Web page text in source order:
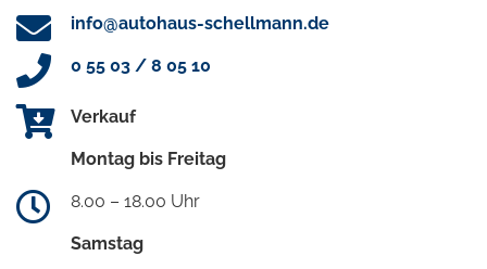
info@autohaus-schellmann.de
0 55 03 / 8 05 10
Verkauf
Montag bis Freitag
8.00 – 18.00 Uhr
Samstag